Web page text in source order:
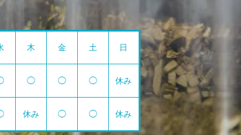
木 金 土 日
◯ ◯ ◯ 休み
休み ◯ ◯ 休み